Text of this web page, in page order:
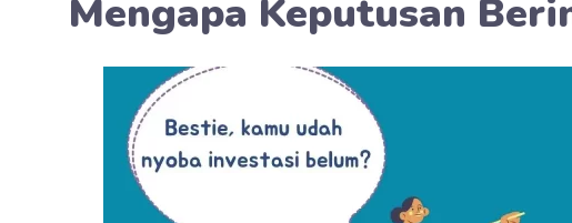
Mengapa Keputusan